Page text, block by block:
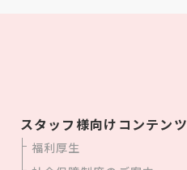
スタッフ様向けコンテンツ
福利厚生